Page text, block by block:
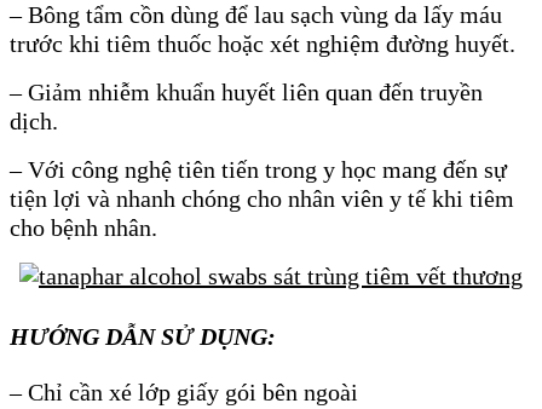
– Bông tẩm cồn dùng để lau sạch vùng da lấy máu
trước khi tiêm thuốc hoặc xét nghiệm đường huyết.
– Giảm nhiễm khuẩn huyết liên quan đến truyền
dịch.
– Với công nghệ tiên tiến trong y học mang đến sự
tiện lợi và nhanh chóng cho nhân viên y tế khi tiêm
cho bệnh nhân.
HƯỚNG DẪN SỬ DỤNG:
– Chỉ cần xé lớp giấy gói bên ngoài